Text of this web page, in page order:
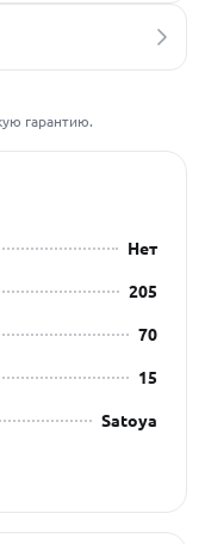
гарантию.
Нет
205
70
15
Satoya